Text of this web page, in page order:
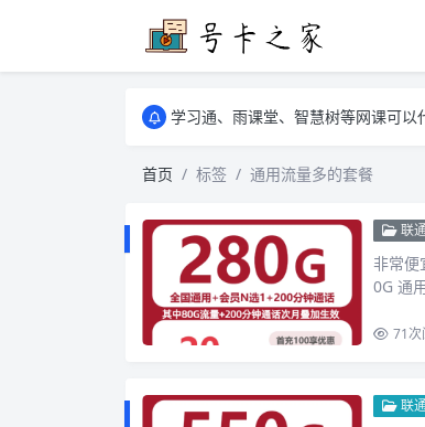
学习通、雨课堂、智慧树等网课可
学习通、雨课堂、智慧树等网课可
首页
标签 通用流量多的套餐
联通
非常便
0G 通
71次
联